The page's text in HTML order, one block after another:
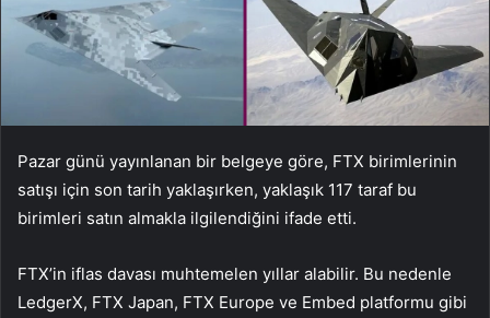
Pazar günü yayınlanan bir belgeye göre, FTX birimlerinin
satışı için son tarih yaklaşırken, yaklaşık 117 taraf bu
birimleri satın almakla ilgilendiğini ifade etti.
FTX’in iflas davası muhtemelen yıllar alabilir. Bu nedenle
LedgerX, FTX Japan, FTX Europe ve Embed platformu gibi